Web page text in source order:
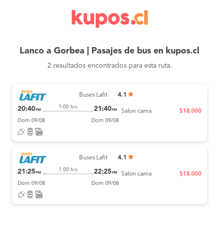
Lanco a Gorbea | Pasajes de bus en kupos.cl
2 resultados encontrados para esta ruta.
Buses Lafit 4.1
20:40 PM
1:00 hrs 21:40 PM
Dom 09/08 Dom 09/08
Salon cama $18.000
Buses Lafit 4.1
21:25 PM
1:00 hrs 22:25 PM
Dom 09/08 Dom 09/08
Salon cama $18.000